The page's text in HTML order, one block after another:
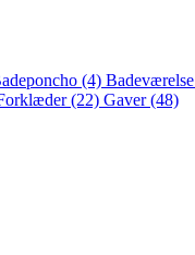
(4) Badeværelse
(22) Gaver(48)